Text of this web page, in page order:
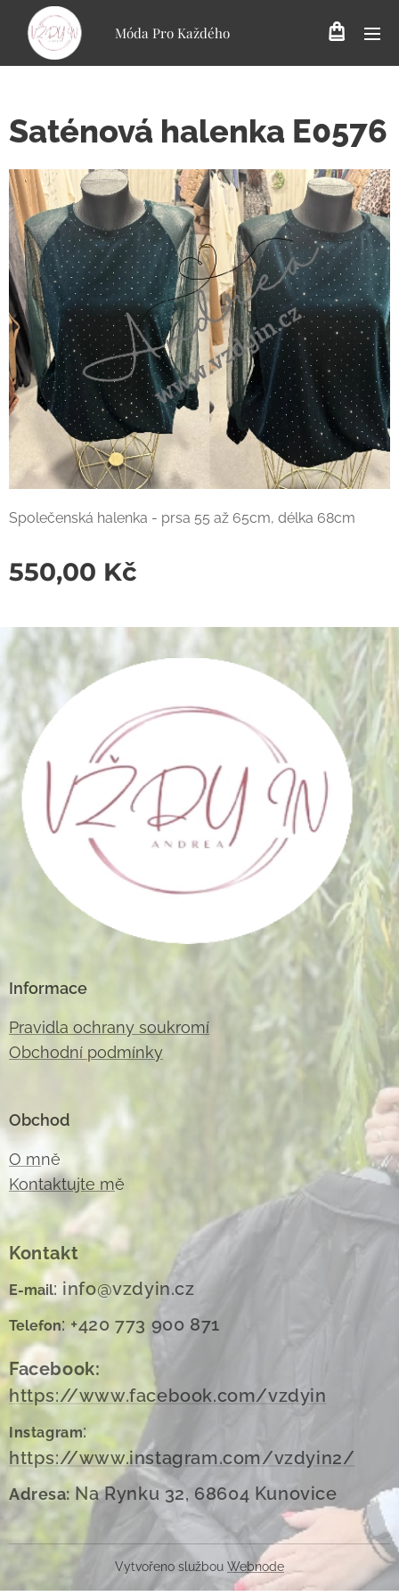
Móda Pro Každého
Saténová halenka E0576
Společenská halenka - prsa 55 až 65cm, délka 68cm
550,00 Kč
Informace
Pravidla ochrany soukromí
Obchodní podmínky
Obchod
O mně
Kontaktujte mě
Kontakt
E-mail: info@vzdyin.cz
Telefon: +420 773 900 871
Facebook:
https://www.facebook.com/vzdyin
Instagram:
https://www.instagram.com/vzdyin2/
Adresa: Na Rynku 32, 68604 Kunovice
Vytvořeno službou Webnode